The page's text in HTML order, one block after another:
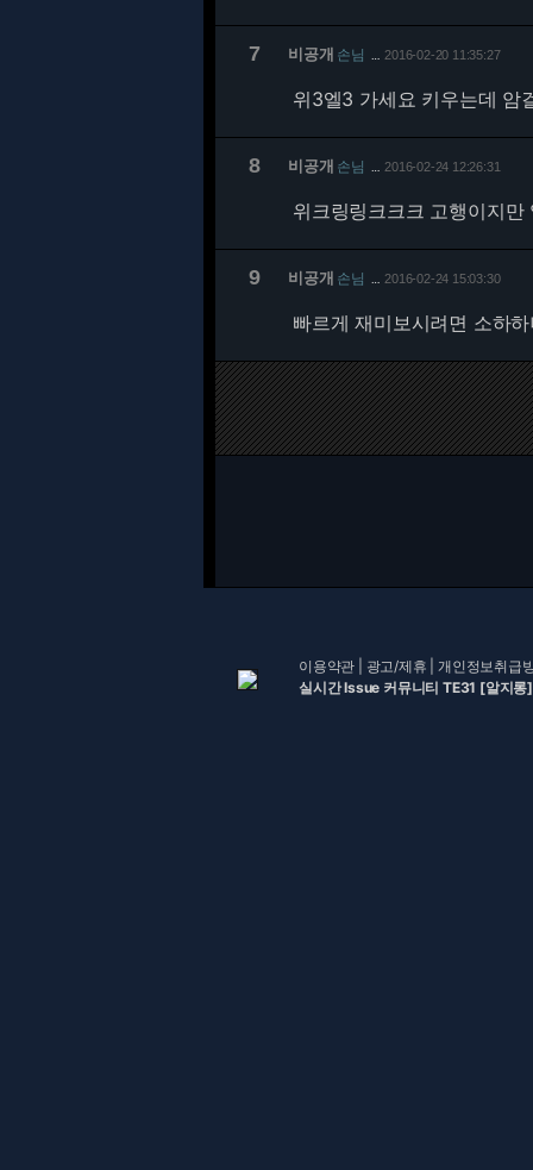
7 비공개 손님 2016-02-20 11:35:27
위3엘3 가세요 키우는데 암
8 비공개 손님 2016-02-24 12:26:31
위크링링크크크 고행이지
9 비공개 손님 2016-02-24 15:03:30
빠르게 재미보시려면 소하
이용약관 광고/제휴 |개인정보취급
실시간 Issue 커뮤니티 TE31 [알지